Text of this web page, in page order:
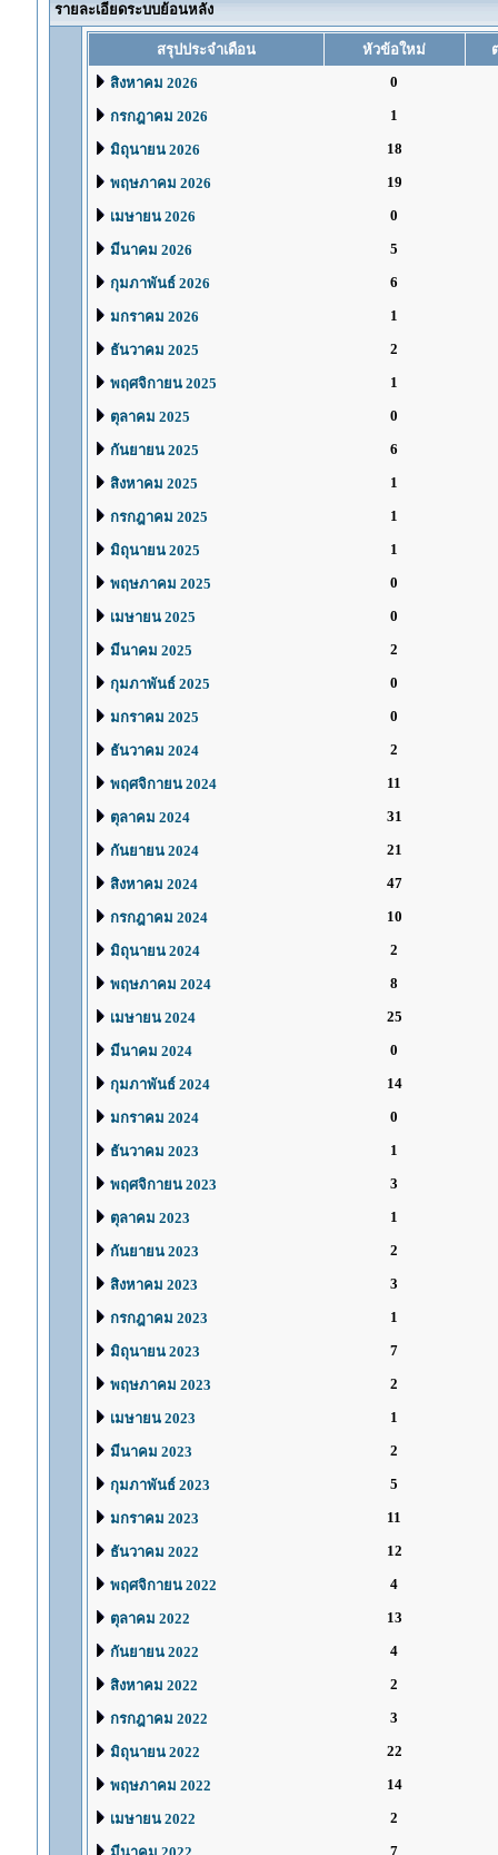
รายละเอียดระบบย้อนหลัง
สรุปประจำเดือน หัวข้อใหม่
สิงหาคม 2026
0
กรกฎาคม 2026 1
มิถุนายน 2026 18
พฤษภาคม 2026 19
เมษายน 2026 0
มีนาคม 2026 5
กุมภาพันธ์ 2026 6
มกราคม 2026 1
ธันวาคม 2025 2
พฤศจิกายน 2025 1
ตุลาคม 2025 0
กันยายน 2025 6
สิงหาคม 2025 1
กรกฎาคม 2025 1
มิถุนายน 2025 1
พฤษภาคม 2025 0
เมษายน 2025 0
มีนาคม 2025 2
กุมภาพันธ์ 2025 0
มกราคม 2025 0
ธันวาคม 2024 2
พฤศจิกายน 2024 11
ตุลาคม 2024 31
กันยายน 2024 21
สิงหาคม 2024 47
กรกฎาคม 2024 10
มิถุนายน 2024 2
พฤษภาคม 2024 8
เมษายน 2024 25
มีนาคม 2024 0
กุมภาพันธ์ 2024 14
มกราคม 2024 0
ธันวาคม 2023 1
พฤศจิกายน 2023 3
ตุลาคม 2023 1
กันยายน 2023 2
สิงหาคม 2023 3
กรกฎาคม 2023 1
มิถุนายน 2023 7
พฤษภาคม 2023 2
เมษายน 2023 1
มีนาคม 2023 2
กุมภาพันธ์ 2023 5
มกราคม 2023 11
ธันวาคม 2022 12
พฤศจิกายน 2022 4
ตุลาคม 2022 13
กันยายน 2022 4
สิงหาคม 2022 2
กรกฎาคม 2022 3
มิถุนายน 2022 22
พฤษภาคม 2022 14
เมษายน 2022 2
7